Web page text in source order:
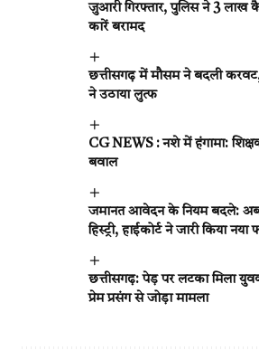
जुआरी गिरफ्तार, पुलिस ने 3 लाख
कारें बरामद
छत्तीसगढ़ में मौसम ने बदली
ने उठाया लुत्फ
CG NEWS : नशे में हंगामा:
बवाल
जमानत आवेदन के नियम बदले: अब
हिस्ट्री, हाईकोर्ट ने जारी किया नया
छत्तीसगढ़: पेड़ पर लटका मिला
प्रेम प्रसंग से जोड़ा मामला